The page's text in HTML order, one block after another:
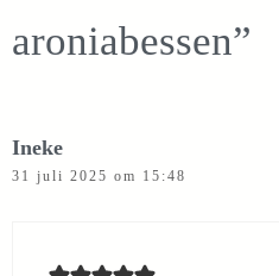
aroniabessen”
Ineke
31 juli 2025 om 15:48